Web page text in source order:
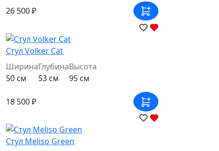
26 500 ₽
Стул Volker Cat
Ширина
50 см
Глубина
53 см
Высота
95 см
18 500 ₽
Стул Meliso Green